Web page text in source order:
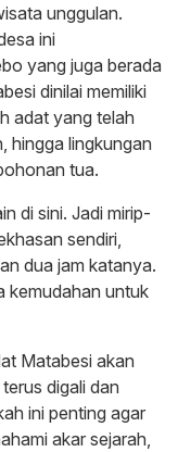
unggulan.
ini
yang juga berada
dinilai memiliki
adat yang telah
hingga lingkungan
tua.
di sini. Jadi mirip-
sendiri,
dua jam katanya.
kemudahan untuk
Matabesi akan
digali dan
ini penting agar
akar sejarah,